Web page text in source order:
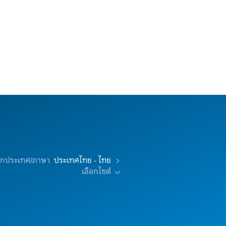
ประเทศ/ภาษา ประเทศไทย - ไทย
เลือกไซต์